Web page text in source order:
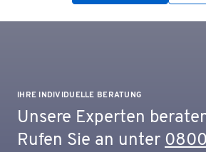
IHRE INDIVIDUELLE BERATUNG
Unsere Experten
Rufen Sie an unter